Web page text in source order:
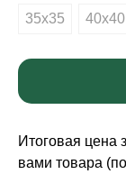
35х35
40х40
Итоговая цена
вами товара